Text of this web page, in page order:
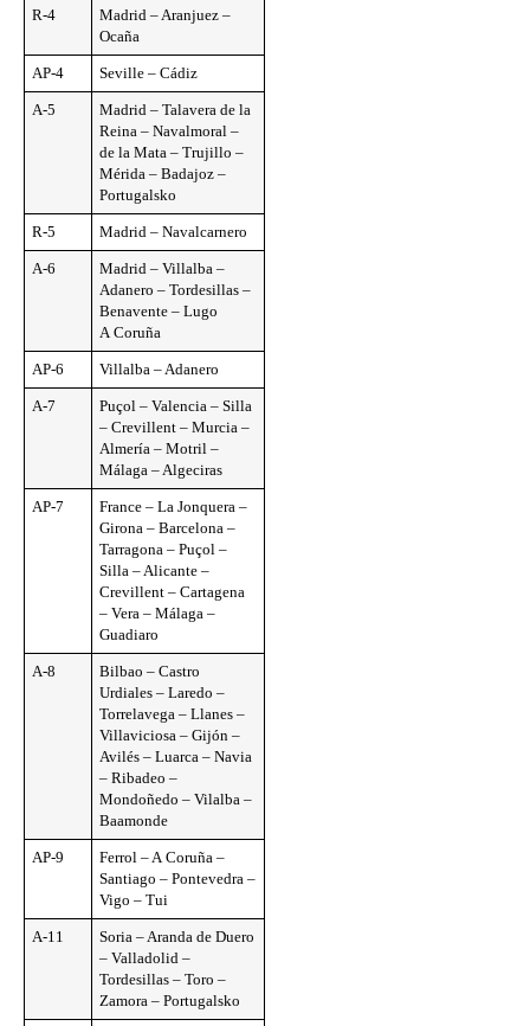
R-4
Madrid – Aranjuez –
Ocaña
AP-4 Seville – Cádiz
A-5
Madrid – Talavera de la
Reina – Navalmoral –
de la Mata – Trujillo –
Mérida – Badajoz –
Portugalsko
R-5 Madrid – Navalcarnero
A-6
Madrid – Villalba –
Adanero – Tordesillas –
Benavente – Lugo
A Coruña
AP-6 Villalba – Adanero
A-7
Puçol – Valencia – Silla
– Crevillent – Murcia –
Almería – Motril –
Málaga – Algeciras
AP-7
France – La Jonquera –
Girona – Barcelona –
Tarragona – Puçol –
Silla – Alicante –
Crevillent – Cartagena
– Vera – Málaga –
Guadiaro
A-8
Bilbao – Castro
Urdiales – Laredo –
Torrelavega – Llanes –
Villaviciosa – Gijón –
Avilés – Luarca – Navia
– Ribadeo –
Mondoñedo – Vilalba –
Baamonde
AP-9
Ferrol – A Coruña –
Santiago – Pontevedra –
Vigo – Tui
A-11
Soria – Aranda de Duero
– Valladolid –
Tordesillas – Toro –
Zamora – Portugalsko